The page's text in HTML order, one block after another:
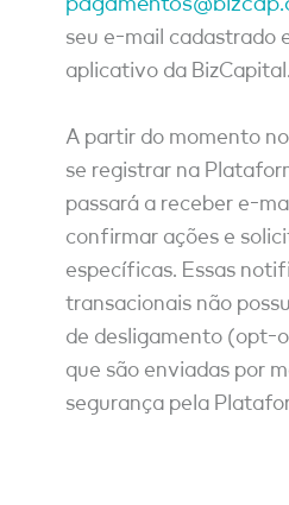
seu e-mail cadastrado
aplicativo da BizCapital.
A partir do momento
se registrar na
passará a receber e-
confirmar ações e
específicas. Essas
transacionais não
de desligamento (opt-
que são enviadas por
segurança pela